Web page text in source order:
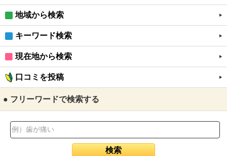
地域から検索
キーワード検索
現在地から検索
口コミを投稿
● フリーワードで検索する